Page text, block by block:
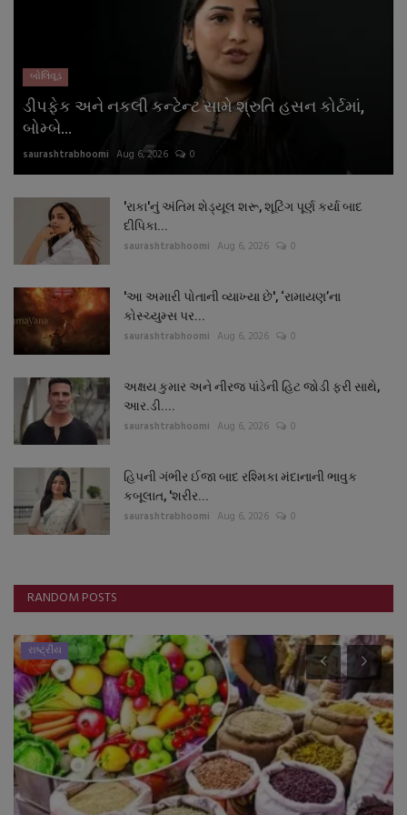
સ્થાનિક સમાચાર
સ્પોર્ટ્સ
રાશિફળ
ગુનાખોરી
બોલિવૂડ
સ્વાસ્થ્ય
બોલિવૂડ
ડીપફેક અને નકલી કન્ટેન્ટ સામે શ્રુતિ હસન કોર્ટમાં,
બોમ્બે...
saurashtrabhoomi Aug 6, 2026 0
'રાકા'નું અંતિમ શેડ્યૂલ શરૂ, શૂટિંગ પૂર્ણ કર્યા બાદ
દીપિકા...
saurashtrabhoomi Aug 6, 2026 0
'આ અમારી પોતાની વ્યાખ્યા છે', ‘રામાયણ’ના
કોસ્ચ્યુમ્સ પર...
saurashtrabhoomi Aug 6, 2026 0
અક્ષય કુમાર અને નીરજ પાંડેની હિટ જોડી ફરી સાથે,
આર.ડી....
saurashtrabhoomi Aug 6, 2026 0
હિપની ગંભીર ઈજા બાદ રશ્મિકા મંદાનાની ભાવુક
કબૂલાત, 'શરીર...
saurashtrabhoomi Aug 6, 2026 0
RANDOM POSTS
રાષ્ટ્રીય